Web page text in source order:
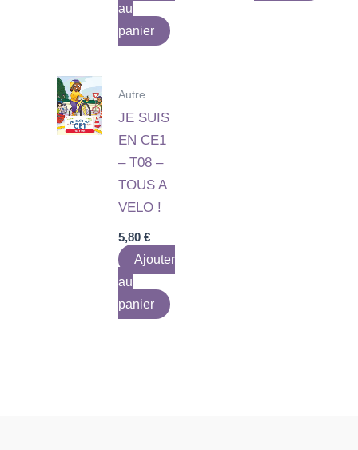
au
panier
Autre
JE SUIS
EN CE1
– T08 –
TOUS A
VELO !
5,80€
Ajouter
au
panier